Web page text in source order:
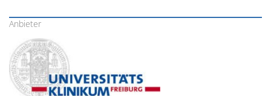
Anbieter